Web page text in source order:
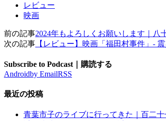
レビュー
映画
前の記事2024年もよろしくお願いします｜八
次の記事 【レビュー】映画「福田村事件」-
Subscribe to Podcast｜購読する
Androidby EmailRSS
最近の投稿
青葉市子のライブに行ってきた｜百二